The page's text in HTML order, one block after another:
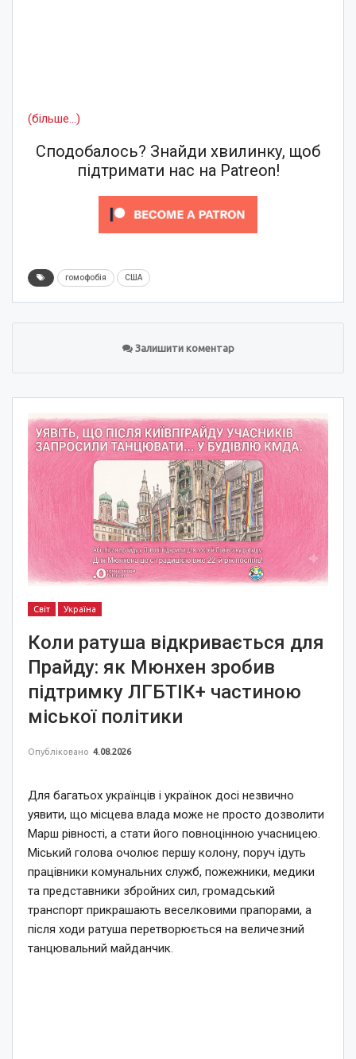
(більше…)
Сподобалось? Знайди хвилинку, щоб
підтримати нас на Patreon!
гомофобія США
Залишити коментар
Світ Україна
Коли ратуша відкривається для
Прайду: як Мюнхен зробив
підтримку ЛГБТІК+ частиною
міської політики
Опубліковано 4.08.2026
Для багатьох українців і українок досі незвично
уявити, що місцева влада може не просто дозволити
Марш рівності, а стати його повноцінною учасницею.
Міський голова очолює першу колону, поруч ідуть
працівники комунальних служб, пожежники, медики
та представники збройних сил, громадський
транспорт прикрашають веселковими прапорами, а
після ходи ратуша перетворюється на величезний
танцювальний майданчик.